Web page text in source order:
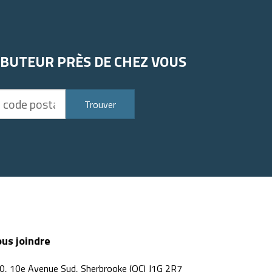
PRÈS DE CHEZ VOUS
Trouver
joindre
10e Avenue Sud, Sherbrooke (QC) J1G 2R7